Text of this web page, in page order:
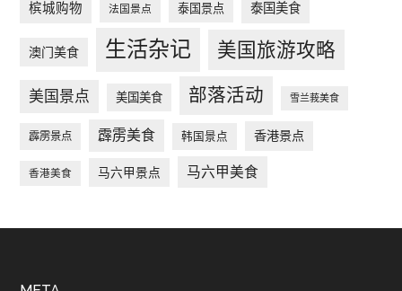
槟城购物 法国景点 泰国景点 泰国美食
澳门美食 生活杂记 美国旅游攻略
美国景点 美国美食 部落活动 雪兰莪美食
霹雳景点 霹雳美食 韩国景点 香港景点
香港美食 马六甲景点 马六甲美食